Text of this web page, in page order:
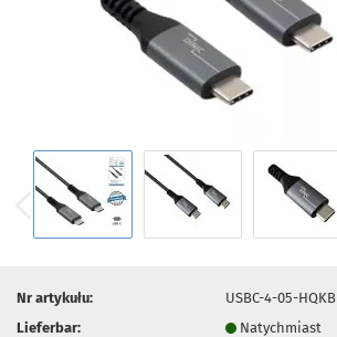
Nr artykułu:
USBC-4-05-HQKB
Lieferbar:
Natychmiast